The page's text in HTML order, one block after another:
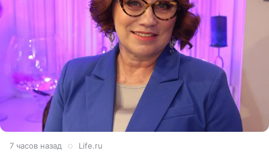
7 часов назад Life.ru